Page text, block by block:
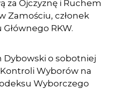
za Ojczyznę i Ruchem
Zamościu, członek
RKW.
Dybowski o sobotniej
Wyborów na
Wyborczego